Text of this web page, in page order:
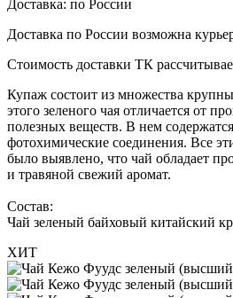
Доставка: по России
Доставка по России возможна
Стоимость доставки ТК
Купаж состоит из множества
этого зеленого чая отличается от
полезных веществ. В нем
фотохимические соединения. Все
было выявлено, что чай обладает
и травяной свежий аромат.
Состав:
Чай зеленый байховый китайский
ХИТ